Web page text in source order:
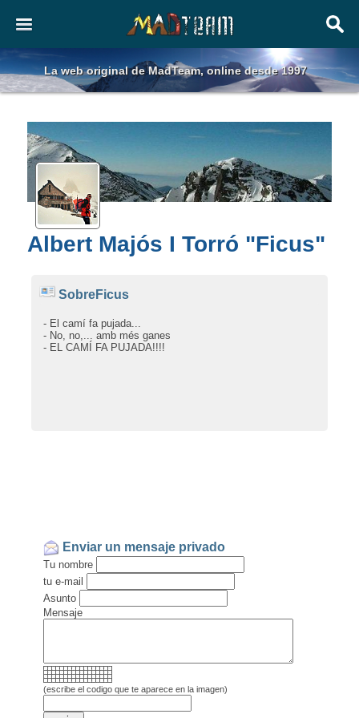
La web original de MadTeam, online desde 1997
Albert Majós I Torró "Ficus"
SobreFicus
- El camí fa pujada...
- No, no,... amb més ganes
- EL CAMÍ FA PUJADA!!!!
Enviar un mensaje privado
Tu nombre
tu e-mail
Asunto
Mensaje
(escribe el codigo que te aparece en la imagen)